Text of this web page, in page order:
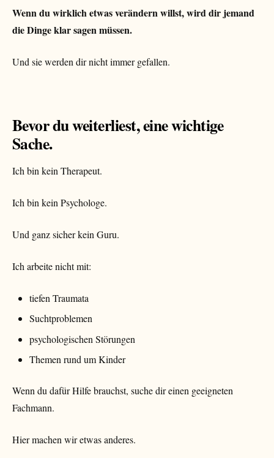
Wenn du wirklich etwas verändern willst, wird dir jemand
die Dinge klar sagen müssen.
Und sie werden dir nicht immer gefallen.
Bevor du weiterliest, eine wichtige
Sache.
Ich bin kein Therapeut.
Ich bin kein Psychologe.
Und ganz sicher kein Guru.
Ich arbeite nicht mit:
tiefen Traumata
Suchtproblemen
psychologischen Störungen
Themen rund um Kinder
Wenn du dafür Hilfe brauchst, suche dir einen geeigneten
Fachmann.
Hier machen wir etwas anderes.